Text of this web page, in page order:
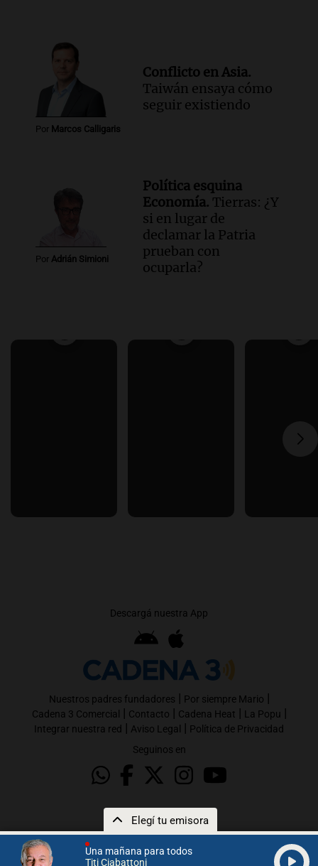
Una mañana para todos
Titi Ciabattoni
Elegí tu emisora
Por Marcos Calligaris
Conflicto en Asia.
Taiwán ensaya cómo
seguir existiendo
Por Adrián Simioni
Política esquina
Economía. Tierras: ¿Y
si en lugar de
declamar la Patria
prueban con
ocuparla?
Descargá nuestra App
Nuestros padres fundadores | Por siempre Mario |
Cadena 3 Comercial | Contacto | Cadena Heat | La Popu |
Integrar nuestra red | Aviso Legal | Política de Privacidad
Seguinos en